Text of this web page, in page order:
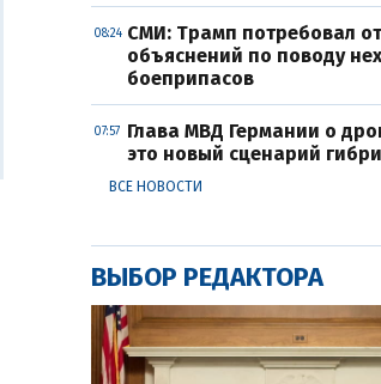
08:24 СМИ: Трамп потребовал от
объяснений по поводу
боеприпасов
07:57
Глава МВД Германии о
это новый сценарий
ВСЕ НОВОСТИ
ВЫБОР РЕДАКТОРА